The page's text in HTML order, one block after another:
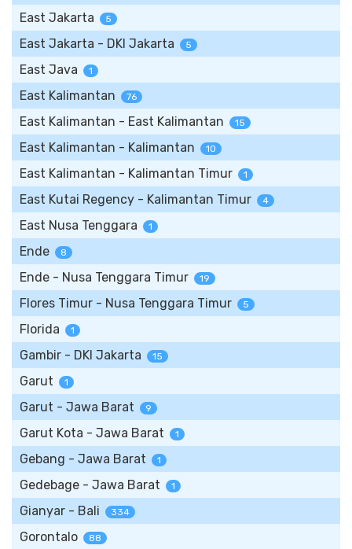
East Jakarta 5
East Jakarta - DKI Jakarta 5
East Java 1
East Kalimantan 76
East Kalimantan - East Kalimantan 15
East Kalimantan - Kalimantan 10
East Kalimantan - Kalimantan Timur 1
East Kutai Regency - Kalimantan Timur 4
East Nusa Tenggara 1
Ende 8
Ende - Nusa Tenggara Timur 19
Flores Timur - Nusa Tenggara Timur 5
Florida 1
Gambir - DKI Jakarta 15
Garut 1
Garut - Jawa Barat 9
Garut Kota - Jawa Barat 1
Gebang - Jawa Barat 1
Gedebage - Jawa Barat 1
Gianyar - Bali 334
Gorontalo 88